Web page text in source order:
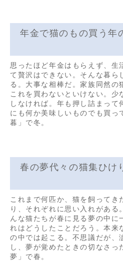
年金で猫のもの買う年
思ったほど年金はもらえず、生
て贅沢はできない。そんな暮ら
る。大事な相棒だ。家族同然の
これを買わないといけない。少
しなければ。年も押し詰まって
にも何か美味しいものでも買っ
暮」で冬。
春の夢代々の猫集ひけ
これまで何匹か、猫を飼ってき
り、それぞれに思い入れがある
んな猫たちが春に見る夢の中に
れはどうしたことだろう。本来
の中では起こる。不思議だが、
し、夢が覚めたときの切なさっ
夢」で春。